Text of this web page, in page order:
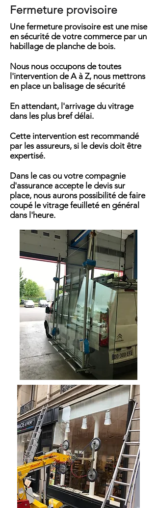
Fermeture provisoire
Une fermeture provisoire est une mise
en sécurité de votre commerce par un
habillage de planche de bois.
Nous nous occupons de toutes
l'intervention de A à Z, nous mettrons
en place un balisage de sécurité
En attendant, l'arrivage du vitrage
dans les plus bref délai.
Cette intervention est recommandé
par les assureurs, si le devis doit être
expertisé.
Dans le cas ou votre compagnie
d'assurance accepte le devis sur
place, nous aurons possibilité de faire
coupé le vitrage feuilleté en général
dans l'heure.